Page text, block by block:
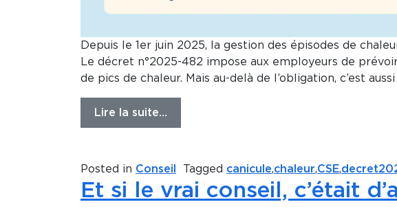
Depuis le 1er juin 2025, la gestion des épisodes de
Le décret n°2025-482 impose aux employeurs de
de pics de chaleur. Mais au-delà de l’obligation, c’est
Lire la suite…
Posted in Conseil Tagged canicule,chaleur,CSE,
Et si le vrai conseil, c’était